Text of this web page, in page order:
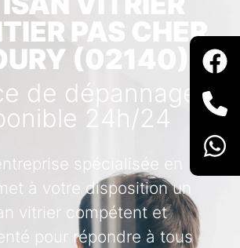
PAS CHER
(02140)
de dépannage
24h/24
spécialisée en
à votre disposition un
vitrier compétent et
pour répondre à tous